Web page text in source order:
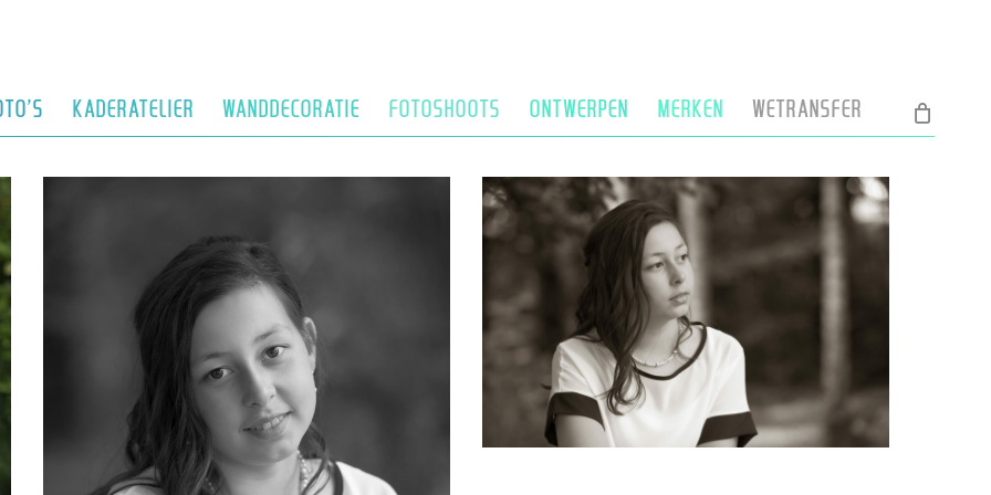
KADERATELIER WANDDECORATIE FOTOSHOOTS ONTWERPEN MERKEN WETRANSFER
DSC_4944